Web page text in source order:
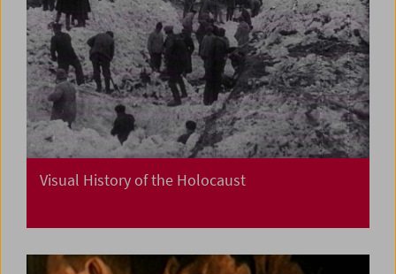
Visual History of the Holocaust